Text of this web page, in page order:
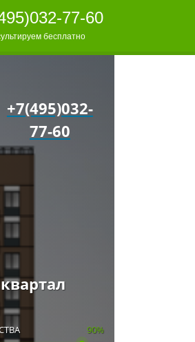
77-60
бесплатно
+7(495)032-
77-60
90%